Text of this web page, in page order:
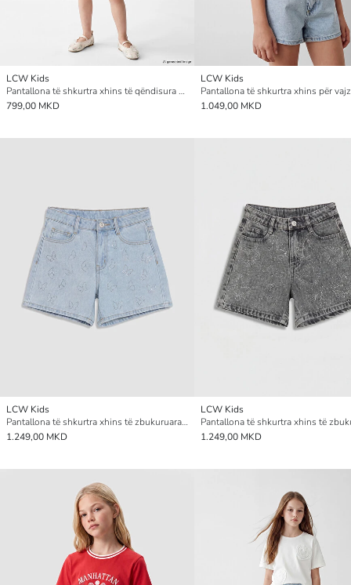
LCW Kids
Pantallona të shkurtra xhins të qëndisura për vajza
799,00 MKD
LCW Kids
1.049,00 MKD
LCW Kids
Pantallona të shkurtra xhins të zbukuruara me gurë vezullues për vajza
1.249,00 MKD
LCW Kids
1.249,00 MKD